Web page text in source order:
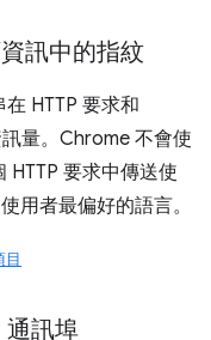
訊中的指紋
HTTP 要求和
量。Chrome 不會使
HTTP 要求中傳送使
用者最偏好的語言。
通訊埠